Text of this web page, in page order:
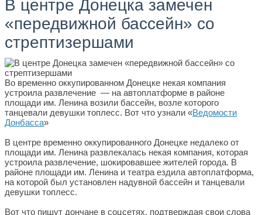
В центре Донецка замечен
«передвижной бассейн» со
стрептизершами
Во временно оккупированном Донецке некая компания
устроила развлечение — на автоплатформе в районе
площади им. Ленина возили бассейн, возле которого
танцевали девушки топлесс. Вот что узнали «Ведомости
Донбасса»
В центре временно оккупированного Донецке недалеко от
площади им. Ленина развлекалась некая компания, которая
устроила развлечение, шокировавшее жителей города. В
районе площади им. Ленина и театра ездила автоплатформа,
на которой был установлен надувной бассейн и танцевали
девушки топлесс.
Вот что пишут дончане в соцсетях, подтверждая свои слова